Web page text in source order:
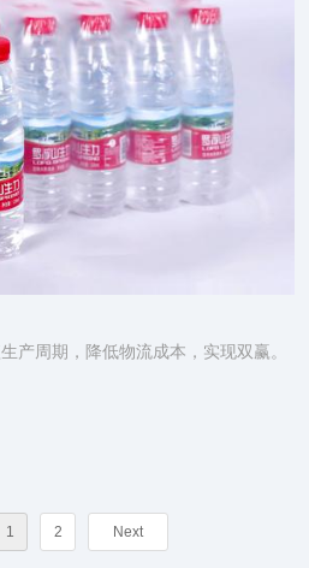
产周期，降低物流成本，实现双赢。
1 2 Next